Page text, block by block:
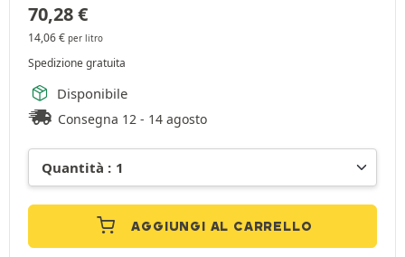
70,28€
14,06€ per litro
Spedizione gratuita
Disponibile
Consegna 12 - 14 agosto
AGGIUNGI AL CARRELLO